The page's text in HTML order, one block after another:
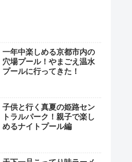
一年中楽しめる京都市内の
穴場プール！やまごえ温水
プールに行ってきた！
子供と行く真夏の姫路セン
トラルパーク！親子で楽し
めるナイトプール編